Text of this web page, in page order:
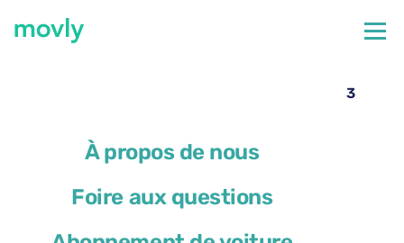
À propos de nous
Foire aux questions
Location de voiture à l’aéroport de Nice – Mazda 3